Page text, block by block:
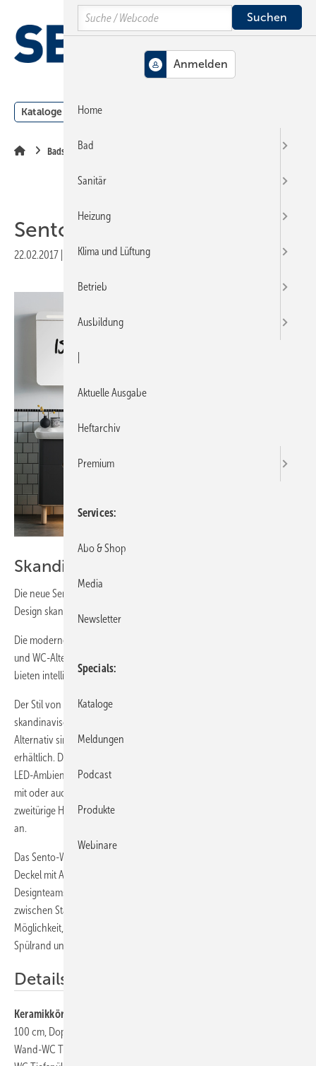
Hauptinhalt
Hauptmenü
SiteSearch
Kataloge Meldungen
Badserien
Sento
22.02.2017 Veröffentlicht inAusgabe 05-2017
Skandinavische Brise
Die neue Serie von VitrA bringt mit seinem natürlichen und warmen
Design skandinavisches Flair ins Bad.
Die modernen, funktionellen Möbel sowie die reichlichen Waschtisch-
und WC-Alternativen passen in Räume unterschiedlichster Größe und
bieten intelligente Lösungen für die ganze Familie.
Der Stil von Sento zeichnet sich vor allem durch seine klassisch
skandinavische Kombination aus Holz mit der Farbe Matt Weiß aus.
Alternativ sind die Badmöbel auch in einem matten Anthrazit-Farbton
erhältlich. Die Hoch- und Waschtischunterschränke sind mit einer
LED-Ambiente-Beleuchtung ausgestattet und lassen sich nach Wahl
mit oder auch ohne Möbelfüße montieren. Optional bietet der
zweitürige Hochschrank einen integrierten Wäschekorb zur Auswahl
an.
Das Sento-WC mit seinen weichen Linien und dem schlanken Slim-
Deckel mit Absenkautomatik trägt die Handschrift des VitrA-
Designteams und bietet neben der grundsätzlichen Wahlmöglichkeit
zwischen Stand-WC-Kombinationen oder Wand-WCs auch die
Möglichkeit, sich für die hygienische VitrAflush-Version ohne
Spülrand und mit zusätzlicher Bidetfunktion zu entscheiden.
Details
Keramikkörper:
100 cm, Doppelwaschtisch 130 cm, Halbeinbauwaschtisch 55 cm,
Wand-WC Tiefspüler spülrandlos mit oder ohne Bidetfunktion, Wand-
Search
Home
Bad
Sanitär
Heizung
Klima und Lüftung
Betrieb
Ausbildung
Aktuelle Ausgabe
Heftarchiv
Premium
Services
Abo & Shop
Media
Newsletter
Specials
Kataloge
Meldungen
Podcast
Produkte
Webinare